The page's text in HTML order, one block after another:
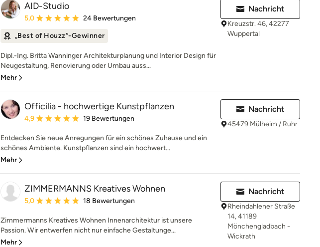
AID-Studio
Durchschnittliche Bewertung: 5 von 5 Sternen
5,0 24 Bewertungen
„Best of Houzz“-Gewinner
Dipl.-Ing. Britta Wanninger Architekturplanung und Interior Design für
Neugestaltung, Renovierung oder Umbau auss...
Mehr
Nachricht
Kreuzstr. 46, 42277
Wuppertal
Officilia - hochwertige Kunstpflanzen
Durchschnittliche Bewertung: 4.9 von 5 Sternen
4,9 19 Bewertungen
Entdecken Sie neue Anregungen für ein schönes Zuhause und ein
schönes Ambiente. Kunstpflanzen sind ein hochwert...
Mehr
Nachricht
45479 Mülheim / Ruhr
ZIMMERMANNS Kreatives Wohnen
Durchschnittliche Bewertung: 5 von 5 Sternen
5,0 18 Bewertungen
Zimmermanns Kreatives Wohnen Innenarchitektur ist unsere
Passion. Wir entwerfen nicht nur einfache Gestaltunge...
Mehr
Nachricht
Rheindahlener Straße
14, 41189
Mönchengladbach -
Wickrath